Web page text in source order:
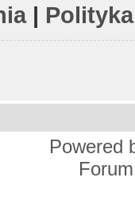
|
Powered